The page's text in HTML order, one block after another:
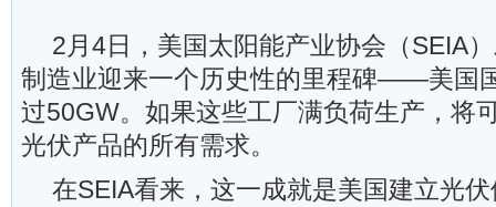
2月4日，美国太阳能产业协会（SEIA
制造业迎来一个历史性的里程碑——美国
过50GW。如果这些工厂满负荷生产，将
光伏产品的所有需求。
在SEIA看来，这一成就是美国建立光